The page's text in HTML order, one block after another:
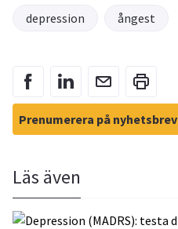
depression ångest
Prenumerera på nyhetsbrev
Läs även